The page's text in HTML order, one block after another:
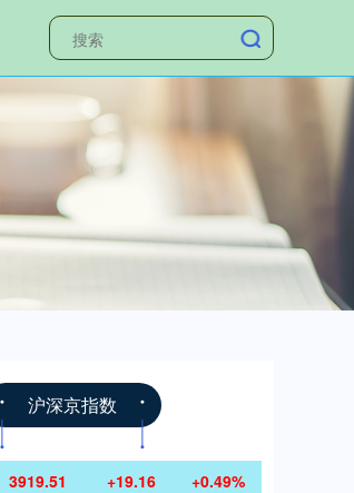
沪深京指数
3919.51 +19.16 +0.49%